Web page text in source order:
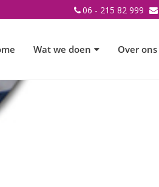
06 - 215 82 999
Wat we doen Over ons